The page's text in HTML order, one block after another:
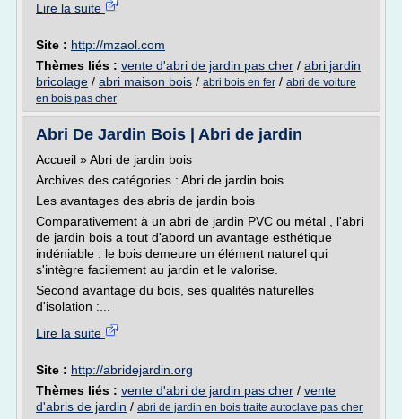
Lire la suite
Site : http://mzaol.com
Thèmes liés : vente d'abri de jardin pas cher / abri jardin
bricolage / abri maison bois / abri bois en fer / abri de voiture
en bois pas cher
Abri De Jardin Bois | Abri de jardin
Accueil » Abri de jardin bois
Archives des catégories : Abri de jardin bois
Les avantages des abris de jardin bois
Comparativement à un abri de jardin PVC ou métal , l'abri
de jardin bois a tout d'abord un avantage esthétique
indéniable : le bois demeure un élément naturel qui
s'intègre facilement au jardin et le valorise.
Second avantage du bois, ses qualités naturelles
d'isolation :...
Lire la suite
Site : http://abridejardin.org
Thèmes liés : vente d'abri de jardin pas cher / vente
d'abris de jardin / abri de jardin en bois traite autoclave pas cher